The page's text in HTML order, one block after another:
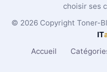
choisir ses
© 2026 Copyright Toner-
IT
Accueil